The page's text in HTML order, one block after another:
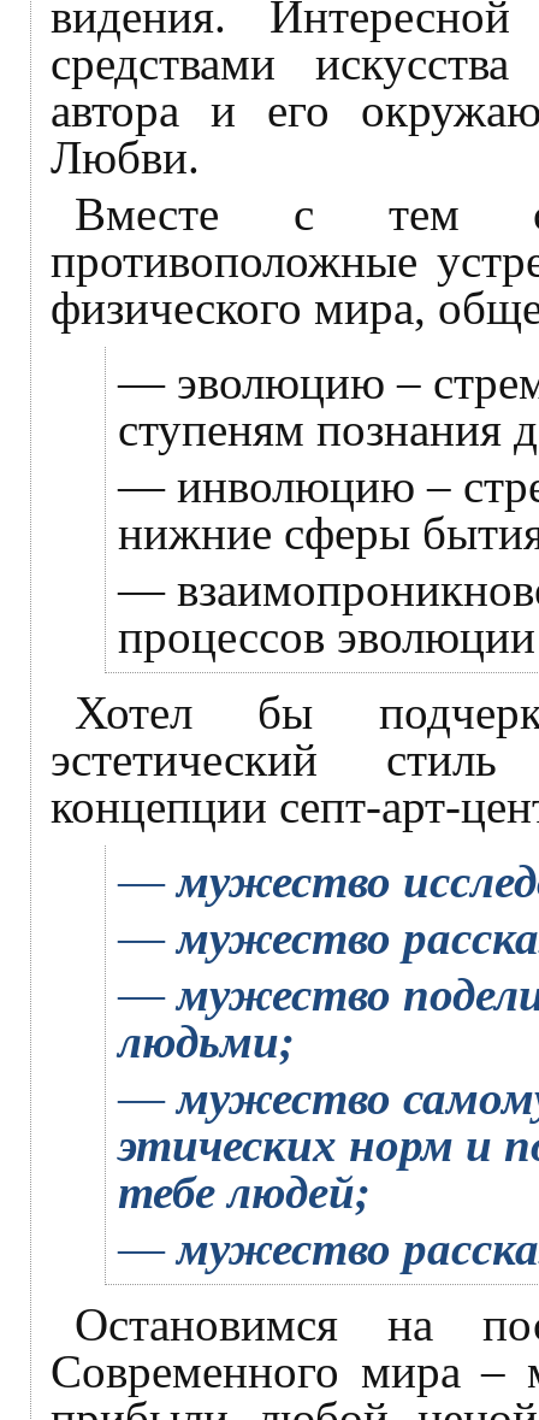
видения. Интересной
средствами
автора и его
Любви.
Вместе с тем
противоположные
физического мира,
— эволюцию –
ступеням познания
— инволюцию –
нижние сферы
—
процессов
Хотел бы
эстетический
концепции септ-арт-
—мужество
—мужество
—мужество
людьми;
—мужество
этических норм и
тебе людей;
—мужество
Остановимся на
Современного мира –